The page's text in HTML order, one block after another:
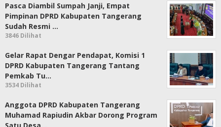
Pasca Diambil Sumpah Janji, Empat
Pimpinan DPRD Kabupaten Tangerang
Sudah Resmi …
3846 Dilihat
Gelar Rapat Dengar Pendapat, Komisi 1
DPRD Kabupaten Tangerang Tantang
Pemkab Tu…
3534 Dilihat
Anggota DPRD Kabupaten Tangerang
Muhamad Rapiudin Akbar Dorong Program